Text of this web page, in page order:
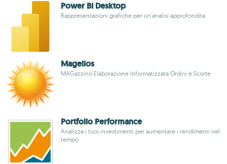
Power BI Desktop
Rappresentazioni grafiche per un'analisi approfondita
Magelios
MAGazzino Elaborazione Informatizzata Ordini e Scorte
Portfolio Performance
Analizza i tuoi investimenti per aumentare i rendimenti nel
tempo